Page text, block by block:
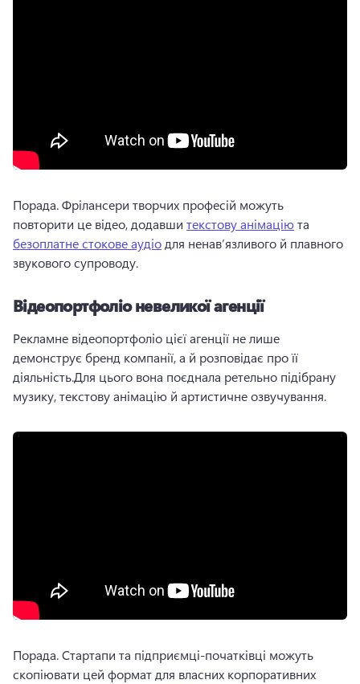
Порада. Фрілансери творчих професій можуть
повторити це відео, додавши текстову анімацію та
безоплатне стокове аудіо для ненав’язливого й плавного
звукового супроводу.
Відеопортфоліо невеликої агенції
Рекламне відеопортфоліо цієї агенції не лише
демонструє бренд компанії, а й розповідає про її
діяльність.Для цього вона поєднала ретельно підібрану
музику, текстову анімацію й артистичне озвучування.
Порада. Стартапи та підприємці-початківці можуть
скопіювати цей формат для власних корпоративних